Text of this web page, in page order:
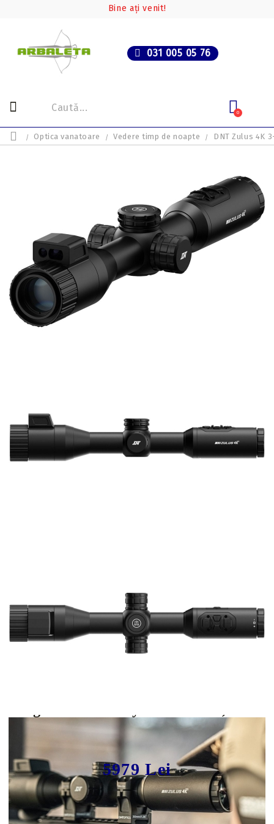
Bine ați venit!
031 005 05 76
0
Optica vanatoare Vedere timp de noapte DNT Zulus 4K
30mm
5979 Lei
In stoc furnizor, livrare in 4-7 zile lucratoare. Necesita confirmare
telefonica stoc.